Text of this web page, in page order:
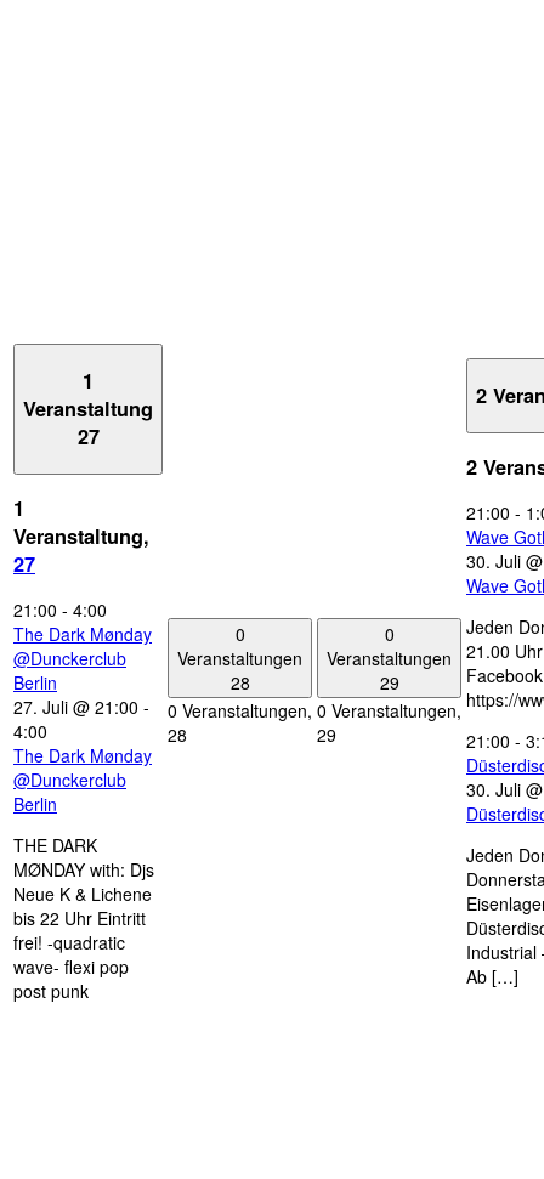
1
Veranstaltung
27
1
Veranstaltung,
27
21:00 - 4:00
The Dark Mønday
@Dunckerclub
Berlin
27. Juli @ 21:00 -
4:00
The Dark Mønday
@Dunckerclub
Berlin
THE DARK
MØNDAY with: Djs
Neue K & Lichene
bis 22 Uhr Eintritt
frei! -quadratic
wave- flexi pop
post punk
0
Veranstaltungen
28
0 Veranstaltungen,
28
0
Veranstaltungen
29
0 Veranstaltungen,
29
2
2
21:00 -
Wave
30. Juli
Wave
Jeden
21.00
https://
21:00 -
30. Juli
Jeden
Industrial
Ab […]